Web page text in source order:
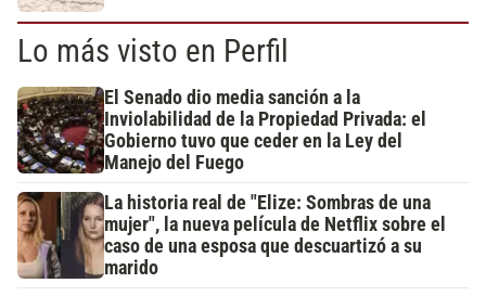
Lo más visto en Perfil
El Senado dio media sanción a la
Inviolabilidad de la Propiedad Privada: el
Gobierno tuvo que ceder en la Ley del
Manejo del Fuego
La historia real de "Elize: Sombras de una
mujer", la nueva película de Netflix sobre el
caso de una esposa que descuartizó a su
marido